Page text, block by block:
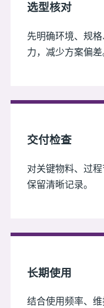
选型核对
先明确环境、规
力，减少方案偏差
交付检查
对关键物料、过
保留清晰记录。
长期使用
结合使用频率、